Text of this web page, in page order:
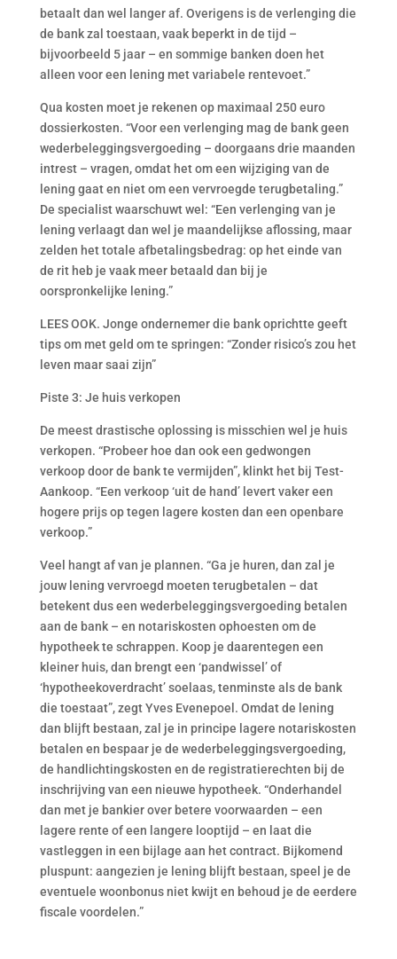
betaalt dan wel langer af. Overigens is de verlenging die
de bank zal toestaan, vaak beperkt in de tijd –
bijvoorbeeld 5 jaar – en sommige banken doen het
alleen voor een lening met variabele rentevoet.”
Qua kosten moet je rekenen op maximaal 250 euro
dossierkosten. “Voor een verlenging mag de bank geen
wederbeleggingsvergoeding – doorgaans drie maanden
intrest – vragen, omdat het om een wijziging van de
lening gaat en niet om een vervroegde terugbetaling.”
De specialist waarschuwt wel: “Een verlenging van je
lening verlaagt dan wel je maandelijkse aflossing, maar
zelden het totale afbetalingsbedrag: op het einde van
de rit heb je vaak meer betaald dan bij je
oorspronkelijke lening.”
LEES OOK. Jonge ondernemer die bank oprichtte geeft
tips om met geld om te springen: “Zonder risico’s zou het
leven maar saai zijn”
Piste 3: Je huis verkopen
De meest drastische oplossing is misschien wel je huis
verkopen. “Probeer hoe dan ook een gedwongen
verkoop door de bank te vermijden”, klinkt het bij Test-
Aankoop. “Een verkoop ‘uit de hand’ levert vaker een
hogere prijs op tegen lagere kosten dan een openbare
verkoop.”
Veel hangt af van je plannen. “Ga je huren, dan zal je
jouw lening vervroegd moeten terugbetalen – dat
betekent dus een wederbeleggingsvergoeding betalen
aan de bank – en notariskosten ophoesten om de
hypotheek te schrappen. Koop je daarentegen een
kleiner huis, dan brengt een ‘pandwissel’ of
‘hypotheekoverdracht’ soelaas, tenminste als de bank
die toestaat”, zegt Yves Evenepoel. Omdat de lening
dan blijft bestaan, zal je in principe lagere notariskosten
betalen en bespaar je de wederbeleggingsvergoeding,
de handlichtingskosten en de registratierechten bij de
inschrijving van een nieuwe hypotheek. “Onderhandel
dan met je bankier over betere voorwaarden – een
lagere rente of een langere looptijd – en laat die
vastleggen in een bijlage aan het contract. Bijkomend
pluspunt: aangezien je lening blijft bestaan, speel je de
eventuele woonbonus niet kwijt en behoud je de eerdere
fiscale voordelen.”